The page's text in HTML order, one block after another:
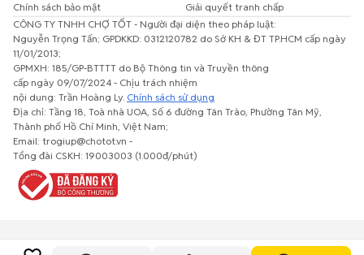
Chính sách bảo mật
Giải quyết tranh chấp
CÔNG TY TNHH CHỢ TỐT - Người đại diện theo pháp luật:
Nguyễn Trọng Tấn; GPDKKD: 0312120782 do Sở KH & ĐT TP.HCM cấp ngày
11/01/2013;
GPMXH: 185/GP-BTTTT do Bộ Thông tin và Truyền thông
cấp ngày 09/07/2024 - Chịu trách nhiệm
nội dung: Trần Hoàng Ly. Chính sách sử dụng
Địa chỉ: Tầng 18, Toà nhà UOA, Số 6 đường Tân Trào, Phường Tân Mỹ,
Thành phố Hồ Chí Minh, Việt Nam;
Email: trogiup@chotot.vn -
Tổng đài CSKH: 19003003 (1.000đ/phút)